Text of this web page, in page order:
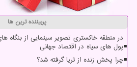
پربیننده ترین ها
در منطقه خاکستری تصویر سینمایی از بنگاه
پول های سیاه در اقتصاد جهانی
چرا پخش زنده از ثریا گرفته شد؟